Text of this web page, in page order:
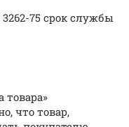
75 срок службы
товара»
что товар,